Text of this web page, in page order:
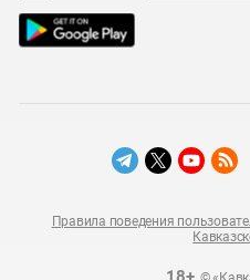
Правила поведения